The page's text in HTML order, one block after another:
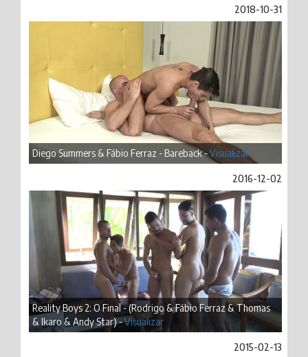
2018-10-31
Diego Summers & Fábio Ferraz - Bareback -Visualizar
2016-12-02
Reality Boys 2: O Final - (Rodrigo & Fábio Ferraz & Thomas
& Ikaro & Andy Star) -Visualizar
2015-02-13